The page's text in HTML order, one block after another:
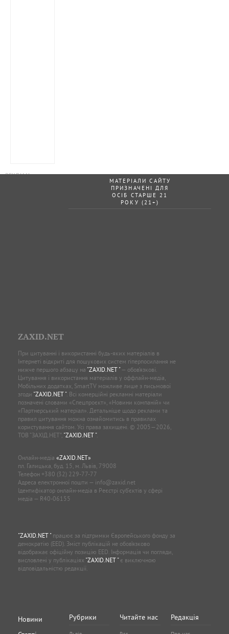
МАТЕРІАЛИ САЙТУ
ПРИЗНАЧЕНІ ДЛЯ
ОСІБ СТАРШЕ 21
РОКУ (21+)
ZAXID.NET
При цитуванні і використанні будь-яких матеріалів в
Інтернеті відкриті для пошукових систем гіперпосилання не
нижче першого абзацу на "ZAXID.NET "— обов’язкові.
Цитування і використання матеріалів у оффлайн-медіа,
Мобільних додатках, SmartTV можливе лише з письмової
згоди "ZAXID.NET ". Всі комерційні рекламні матеріали
позначені словами «Спецпроєкт», «Новини компаній» чи
«Партнерський матеріал». Детальніше щодо реклами та
правил цитування можна ознайомитись в правилах
користування сайтом. Усі права захищені. © 2005—2026,
ТОВ “ЗАХІД.НЕТ”, "ZAXID.NET ".
Онлайн-медіа «ZAXID.NET»
пл. Галицька, буд. 15, м. Львів, 79008
Телефон +380 (32) 229-77-77
Адреса електронної пошти — info@zaxid.net
Ідентифікатор онлайн-медіа в Реєстрі суб'єктів у сфері
медіа — R40-06155
"ZAXID.NET "працює за підтримки Європейського фонду за
демократію (EED). Зміст публікацій не обов’язково
відображає офіційну позицію EED. Інформація чи погляди,
висловлені у публікаціях "ZAXID.NET "є виключною
відповідальністю редакції.
Новини
Рубрики Читайте нас Редакція